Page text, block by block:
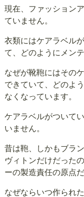
現在、ファッション
ていません。
衣類にはケアラベル
て、どのようにメン
なぜが靴鞄にはその
できていて、どのよ
なくなっています。
ケアラベルがついて
いません。
昔は鞄、しかもブラ
ヴィトンだけだった
ーの製造責任の原点
なぜならいつ作られ